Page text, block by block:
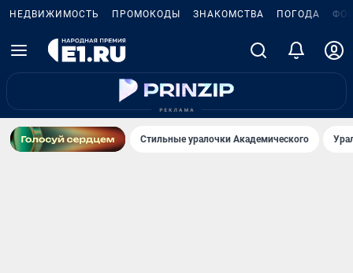
НЕДВИЖИМОСТЬ ПРОМОКОДЫ ЗНАКОМСТВА ПОГОДА
Стильные уралочки Академического